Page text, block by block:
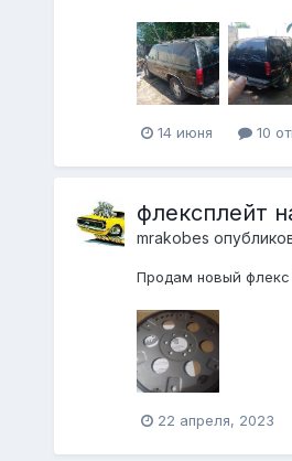
14 июня 10
флексплейт
mrakobes
Продам новый
22 апреля, 2023